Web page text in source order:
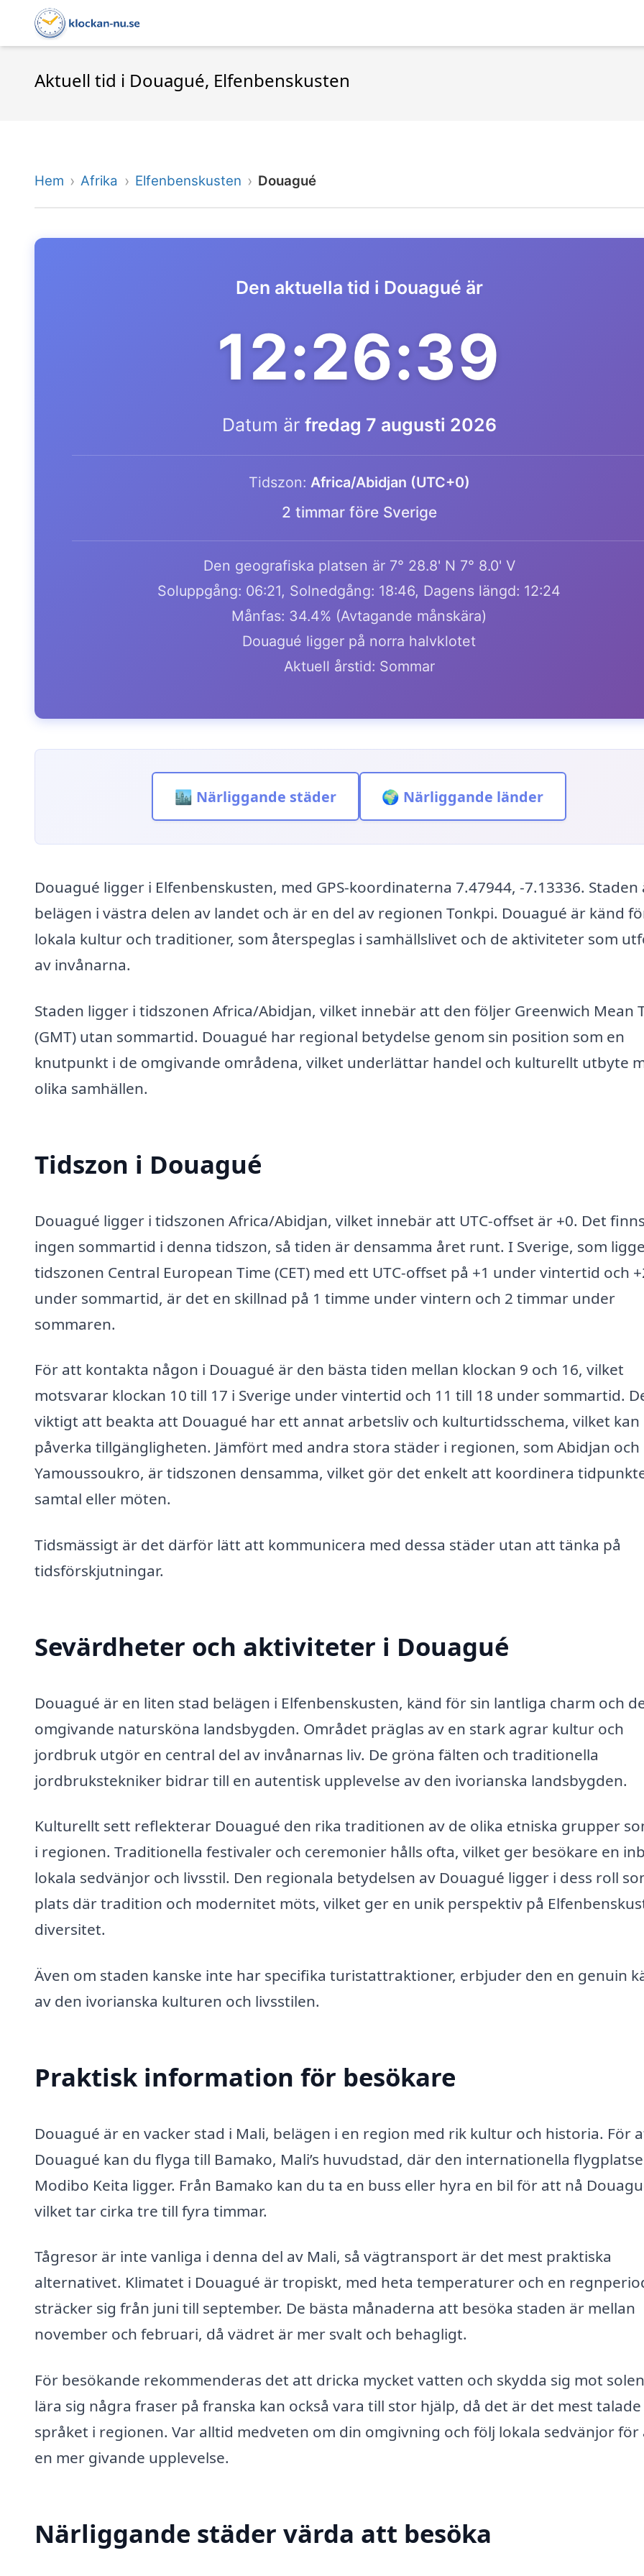
Aktuell tid i Douagué, Elfenbenskusten
Hem Afrika Elfenbenskusten Douagué
Den aktuella tid i Douagué är
12:26:39
Datum är fredag 7 augusti 2026
Tidszon: Africa/Abidjan (UTC+0)
2 timmar före Sverige
Den geografiska platsen är 7° 28.8' N 7° 8.0' V
Soluppgång: 06:21, Solnedgång: 18:46, Dagens längd: 12:24
Månfas: 34.4% (Avtagande månskära)
Douagué ligger på norra halvklotet
Aktuell årstid: Sommar
🏙️ Närliggande städer 🌍 Närliggande länder
Douagué ligger i Elfenbenskusten, med GPS-koordinaterna 7.47944, -7.13336. Staden
belägen i västra delen av landet och är en del av regionen Tonkpi. Douagué är känd
lokala kultur och traditioner, som återspeglas i samhällslivet och de aktiviteter som
av invånarna.
Staden ligger i tidszonen Africa/Abidjan, vilket innebär att den följer Greenwich Mean
(GMT) utan sommartid. Douagué har regional betydelse genom sin position som en
knutpunkt i de omgivande områdena, vilket underlättar handel och kulturellt utbyte
olika samhällen.
Tidszon i Douagué
Douagué ligger i tidszonen Africa/Abidjan, vilket innebär att UTC-offset är +0. Det finns
ingen sommartid i denna tidszon, så tiden är densamma året runt. I Sverige, som
tidszonen Central European Time (CET) med ett UTC-offset på +1 under vintertid och
under sommartid, är det en skillnad på 1 timme under vintern och 2 timmar under
sommaren.
För att kontakta någon i Douagué är den bästa tiden mellan klockan 9 och 16, vilket
motsvarar klockan 10 till 17 i Sverige under vintertid och 11 till 18 under sommartid.
viktigt att beakta att Douagué har ett annat arbetsliv och kulturtidsschema, vilket kan
påverka tillgängligheten. Jämfört med andra stora städer i regionen, som Abidjan och
Yamoussoukro, är tidszonen densamma, vilket gör det enkelt att koordinera
samtal eller möten.
Tidsmässigt är det därför lätt att kommunicera med dessa städer utan att tänka på
tidsförskjutningar.
Sevärdheter och aktiviteter i Douagué
Douagué är en liten stad belägen i Elfenbenskusten, känd för sin lantliga charm och
omgivande natursköna landsbygden. Området präglas av en stark agrar kultur och
jordbruk utgör en central del av invånarnas liv. De gröna fälten och traditionella
jordbrukstekniker bidrar till en autentisk upplevelse av den ivorianska landsbygden.
Kulturellt sett reflekterar Douagué den rika traditionen av de olika etniska grupper
i regionen. Traditionella festivaler och ceremonier hålls ofta, vilket ger besökare en
lokala sedvänjor och livsstil. Den regionala betydelsen av Douagué ligger i dess roll
plats där tradition och modernitet möts, vilket ger en unik perspektiv på
diversitet.
Även om staden kanske inte har specifika turistattraktioner, erbjuder den en genuin
av den ivorianska kulturen och livsstilen.
Praktisk information för besökare
Douagué är en vacker stad i Mali, belägen i en region med rik kultur och historia. För
Douagué kan du flyga till Bamako, Mali’s huvudstad, där den internationella
Modibo Keita ligger. Från Bamako kan du ta en buss eller hyra en bil för att nå
vilket tar cirka tre till fyra timmar.
Tågresor är inte vanliga i denna del av Mali, så vägtransport är det mest praktiska
alternativet. Klimatet i Douagué är tropiskt, med heta temperaturer och en
sträcker sig från juni till september. De bästa månaderna att besöka staden är mellan
november och februari, då vädret är mer svalt och behagligt.
För besökande rekommenderas det att dricka mycket vatten och skydda sig mot
lära sig några fraser på franska kan också vara till stor hjälp, då det är det mest talade
språket i regionen. Var alltid medveten om din omgivning och följ lokala sedvänjor för
en mer givande upplevelse.
Närliggande städer värda att besöka